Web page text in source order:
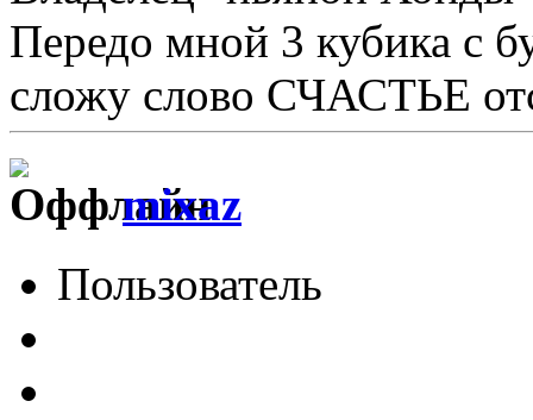
Передо мной 3 кубика с
сложу слово СЧАСТЬЕ
mixaz
Пользователь